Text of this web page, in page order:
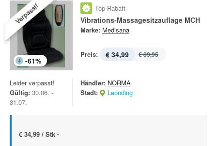
Verpasst!
-61%
Top Rabatt
Vibrations-Massagesitzauflage MCH
Marke: Medisana
Preis: € 34,99 € 89,95
Leider verpasst!
Gültig: 30.06. -
31.07.
Händler: NORMA
Stadt:
Leonding
€ 34,99 / Stk -